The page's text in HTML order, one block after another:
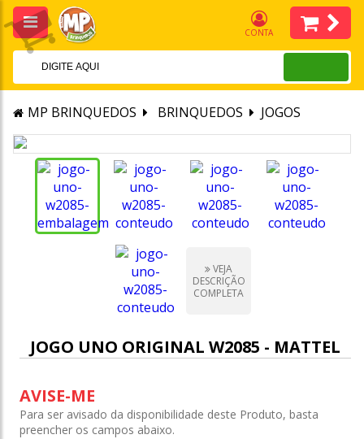
CONTA
MP BRINQUEDOS BRINQUEDOS JOGOS
VEJA
DESCRIÇÃO
COMPLETA
JOGO UNO ORIGINAL W2085 - MATTEL
AVISE-ME
Para ser avisado da disponibilidade deste Produto, basta
preencher os campos abaixo.